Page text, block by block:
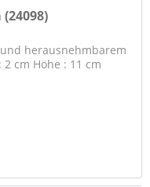
herausnehmbarem
cm Höhe : 11 cm